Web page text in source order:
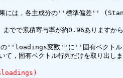
果には，各主成分の''標準偏差''
で累積寄与率が約0.96ありますから
の''loadings変数''に''固有ベクトル
固有ベクトル行列だけを取り出し